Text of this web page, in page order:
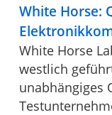
White Horse:
White Horse
westlich
unabhängiges